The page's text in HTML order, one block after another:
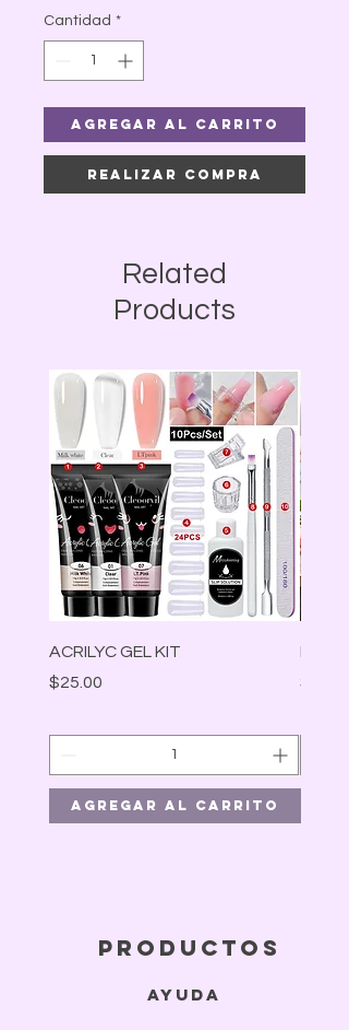
Cantidad *
Agregar al carrito
Realizar compra
Related
Products
ACRILYC GEL KIT
Precio
$25.00
Agregar al carrito
Precio
$30.00
productos
ayuda